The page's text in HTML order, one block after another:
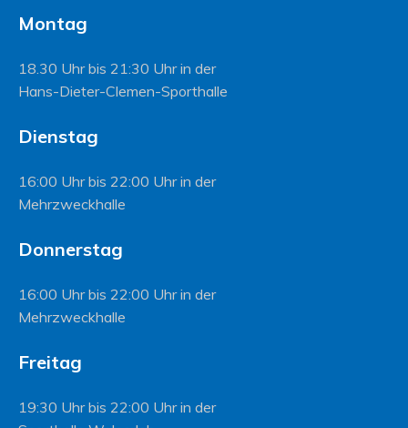
Montag
18.30 Uhr bis 21:30 Uhr in der
Hans-Dieter-Clemen-Sporthalle
Dienstag
16:00 Uhr bis 22:00 Uhr in der
Mehrzweckhalle
Donnerstag
16:00 Uhr bis 22:00 Uhr in der
Mehrzweckhalle
Freitag
19:30 Uhr bis 22:00 Uhr in der